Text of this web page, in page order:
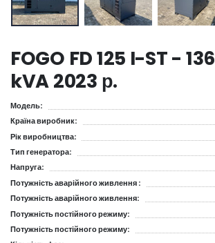
FOGO FD 125 I-ST - 136
kVA 2023 р.
Модель:
Країна виробник:
Рік виробництва:
Тип генератора:
Напруга:
Потужність аварійного живлення :
Потужність аварійного живлення:
Потужність постійного режиму:
Потужність постійного режиму: